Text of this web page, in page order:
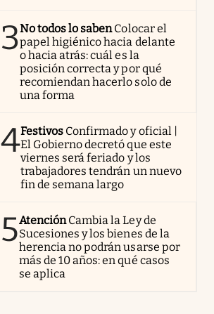
3No todos lo sabenColocar el
papel higiénico hacia delante
o hacia atrás: cuál es la
posición correcta y por qué
recomiendan hacerlo solo de
una forma
4Festivos Confirmado y oficial |
El Gobierno decretó que este
viernes será feriado y los
trabajadores tendrán un nuevo
fin de semana largo
5AtenciónCambia la Ley de
Sucesiones y los bienes de la
herencia no podrán usarse por
más de 10 años: en qué casos
se aplica